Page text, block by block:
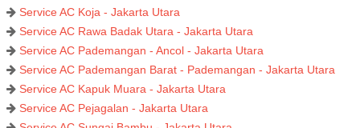
Service AC Koja - Jakarta Utara
Service AC Rawa Badak Utara - Jakarta Utara
Service AC Pademangan - Ancol - Jakarta Utara
Service AC Pademangan Barat - Pademangan - Jakarta Utara
Service AC Kapuk Muara - Jakarta Utara
Service AC Pejagalan - Jakarta Utara